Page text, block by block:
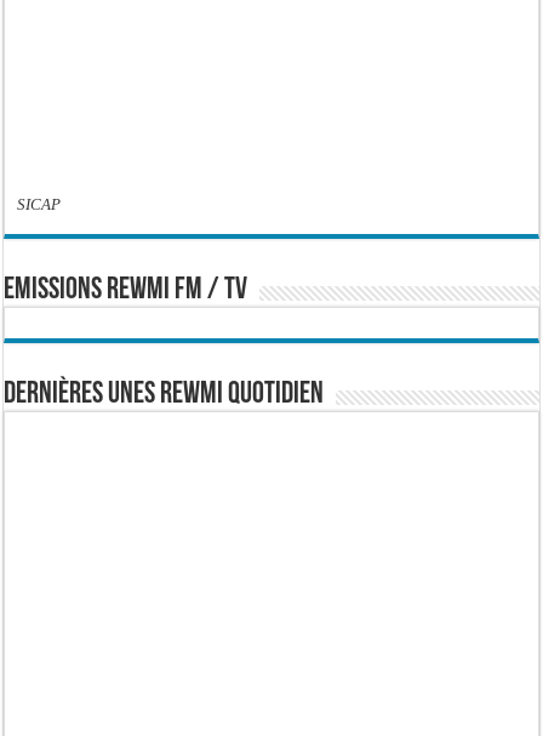
SICAP
EMISSIONS REWMI FM / TV
Dernières Unes Rewmi Quotidien